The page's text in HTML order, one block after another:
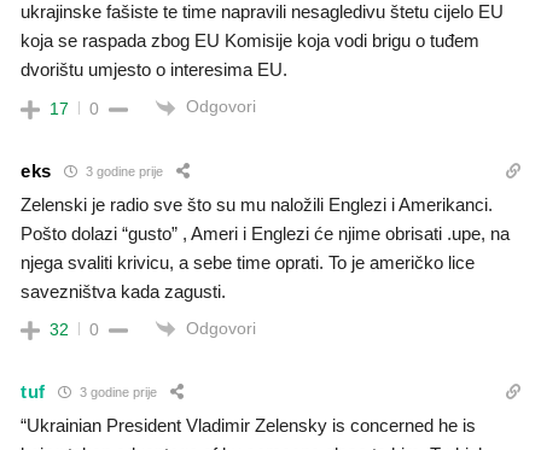
ukrajinske fašiste te time napravili nesagledivu štetu cijelo EU
koja se raspada zbog EU Komisije koja vodi brigu o tuđem
dvorištu umjesto o interesima EU.
17 0 Odgovori
eks 3 godine prije
Zelenski je radio sve što su mu naložili Englezi i Amerikanci.
Pošto dolazi “gusto” , Ameri i Englezi će njime obrisati .upe, na
njega svaliti krivicu, a sebe time oprati. To je američko lice
savezništva kada zagusti.
32 0 Odgovori
tuf 3 godine prije
“Ukrainian President Vladimir Zelensky is concerned he is